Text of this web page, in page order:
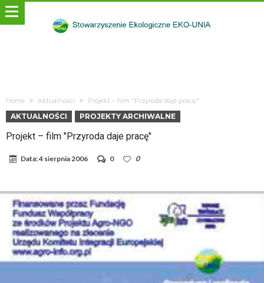
Home Aktualności Projekt – film "Przyroda daje pracę"
AKTUALNOŚCI PROJEKTY ARCHIWALNE
Projekt – film "Przyroda daje pracę"
Data:4 sierpnia 2006 0 0